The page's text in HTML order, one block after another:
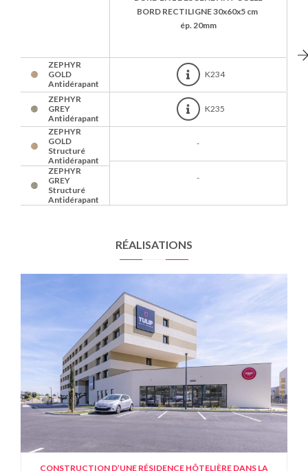
ZEPHYR
GOLD
Antidérapant
ZEPHYR
GREY
Antidérapant
ZEPHYR
GOLD
Structuré
Antidérapant
ZEPHYR
GREY
Structuré
Antidérapant
BORD RECTILIGNE30x60x5 cm
ép. 20mm
K234
K235
-
-
RÉALISATIONS
CONSTRUCTION D’UNE RÉSIDENCE HÔTELIÈRE DANS LA